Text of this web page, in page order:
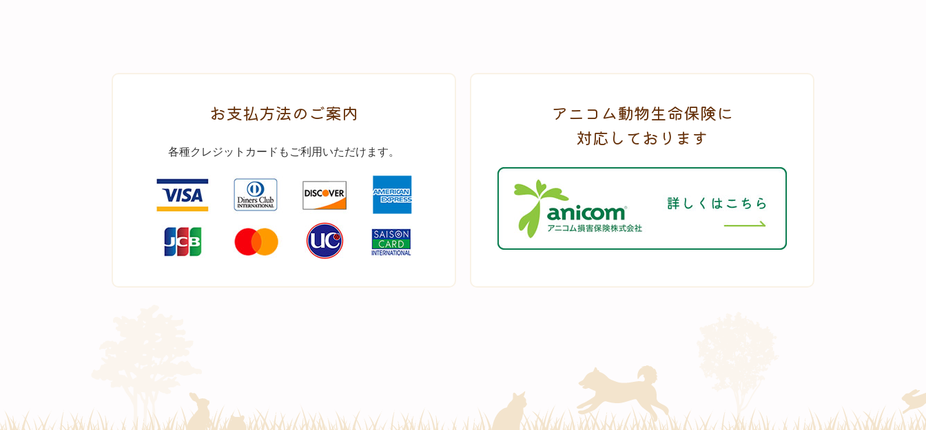
お支払方法のご案内
各種クレジットカードもご利用いただけます。
アニコム動物生命保険に
対応しております